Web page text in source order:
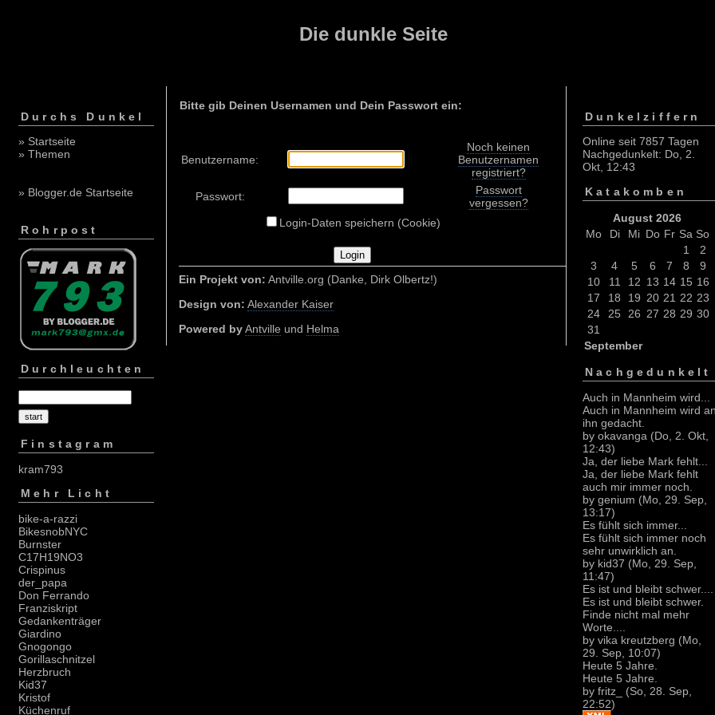
Die dunkle Seite
Durchs Dunkel
» Startseite
» Themen
» Blogger.de Startseite
Rohrpost
Durchleuchten
Finstagram
kram793
Mehr Licht
bike-a-razzi
BikesnobNYC
Burnster
C17H19NO3
Crispinus
der_papa
Don Ferrando
Franziskript
Gedankenträger
Giardino
Gnogongo
Gorillaschnitzel
Herzbruch
Kid37
Kristof
Küchenruf
Bitte gib Deinen Usernamen und Dein Passwort ein:
Benutzername:
Noch keinen
Benutzernamen
registriert?
Passwort:
Passwort
vergessen?
Login-Daten speichern (Cookie)
Ein Projekt von: Antville.org (Danke, Dirk Olbertz!)
Design von: Alexander Kaiser
Powered byAntville und Helma
Dunkelziffern
Online seit 7857 Tagen
Nachgedunkelt: Do, 2.
Okt, 12:43
Katakomben
August 2026
Mo
Di Mi Do Fr Sa So
1
2
3
4 5 6 7 8
9
10
11 12 13 14 15 16
17
18 19 20 21 22 23
24
25 26 27 28 29 30
31
September
Nachgedunkelt
Auch in Mannheim wird...
Auch in Mannheim wird
ihn gedacht.
by okavanga (Do, 2. Okt,
12:43)
Ja, der liebe Mark fehlt...
Ja, der liebe Mark fehlt
auch mir immer noch.
by genium (Mo, 29. Sep,
13:17)
Es fühlt sich immer...
Es fühlt sich immer noch
sehr unwirklich an.
by kid37 (Mo, 29. Sep,
11:47)
Es ist und bleibt schwer....
Es ist und bleibt schwer.
Finde nicht mal mehr
Worte....
by vika kreutzberg (Mo,
29. Sep, 10:07)
Heute 5 Jahre.
Heute 5 Jahre.
by fritz_ (So, 28. Sep,
22:52)